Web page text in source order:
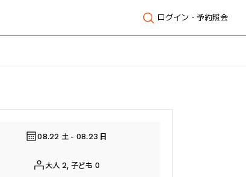
ログイン・予約照会
08.22 土 - 08.23 日
大人 2, 子ども 0